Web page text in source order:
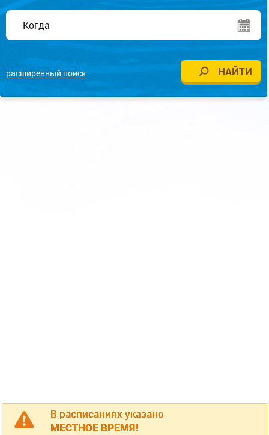
расширенный поиск
В расписаниях указано
МЕСТНОЕ ВРЕМЯ!